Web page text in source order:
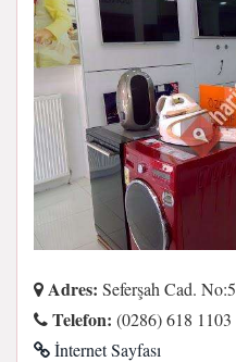
Adres: Seferşah Cad.
Telefon: (0286) 618 1103
İnternet Sayfası